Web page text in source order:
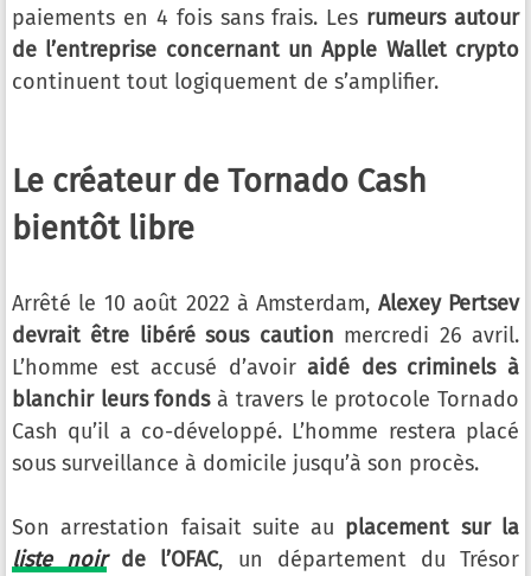
paiements en 4 fois sans frais. Les rumeurs autour
de l’entreprise concernant un Apple Wallet crypto
continuent tout logiquement de s’amplifier.
Le créateur de Tornado Cash
bientôt libre
Arrêté le 10 août 2022 à Amsterdam, Alexey Pertsev
devrait être libéré sous caution mercredi 26 avril.
L’homme est accusé d’avoiraidé des criminels à
blanchir leurs fondsà travers le protocole Tornado
Cash qu’il a co-développé. L’homme restera placé
sous surveillance à domicile jusqu’à son procès.
Son arrestation faisait suite au placement sur la
liste noirde l’OFAC, un département du Trésor